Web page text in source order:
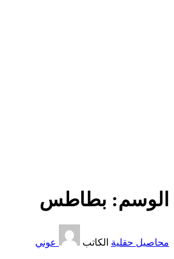
الوسم: بطاطس
محاصيل حقلية الكاتب عوني